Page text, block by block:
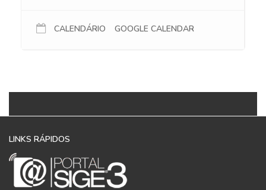
CALENDÁRIO GOOGLE CALENDAR
LINKS RÁPIDOS